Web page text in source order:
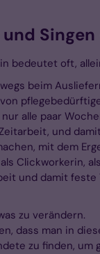
bedeutet oft,
beim
alle paar
und
mit dem
Clickworkerin,
und damit feste
zu verändern.
dass man in
zu finden, um